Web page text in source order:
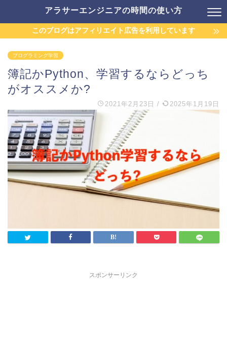
アラサーエンジニアの時間の使い方
このブログはアフィリエイト広告を利用しています
プログラミング学習
簿記かPython、学習するならどっち
がオススメか?
2021年2月23日 / 2025年1月19日
スポンサーリンク